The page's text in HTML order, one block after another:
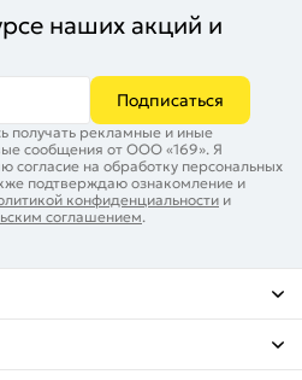
наших акций и
Подписаться
получать рекламные и иные
сообщения от ООО «169». Я
согласие на обработку персональных
подтверждаю ознакомление и
конфиденциальности и
соглашением.